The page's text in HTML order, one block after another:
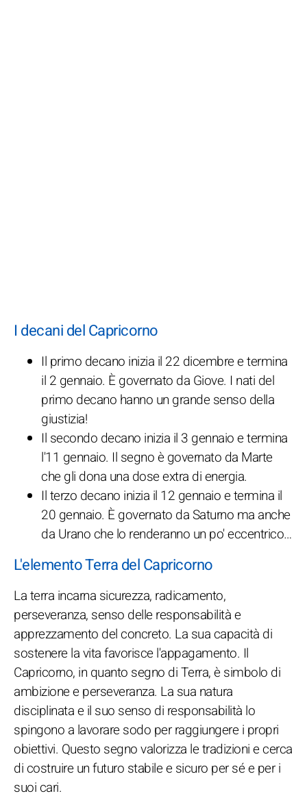
I decani del Capricorno
Il primo decano inizia il 22 dicembre e termina
il 2 gennaio. È governato da Giove. I nati del
primo decano hanno un grande senso della
giustizia!
Il secondo decano inizia il 3 gennaio e termina
l'11 gennaio. Il segno è governato da Marte
che gli dona una dose extra di energia.
Il terzo decano inizia il 12 gennaio e termina il
20 gennaio. È governato da Saturno ma anche
da Urano che lo renderanno un po' eccentrico…
L'elemento Terra del Capricorno
La terra incarna sicurezza, radicamento,
perseveranza, senso delle responsabilità e
apprezzamento del concreto. La sua capacità di
sostenere la vita favorisce l'appagamento. Il
Capricorno, in quanto segno di Terra, è simbolo di
ambizione e perseveranza. La sua natura
disciplinata e il suo senso di responsabilità lo
spingono a lavorare sodo per raggiungere i propri
obiettivi. Questo segno valorizza le tradizioni e cerca
di costruire un futuro stabile e sicuro per sé e per i
suoi cari.